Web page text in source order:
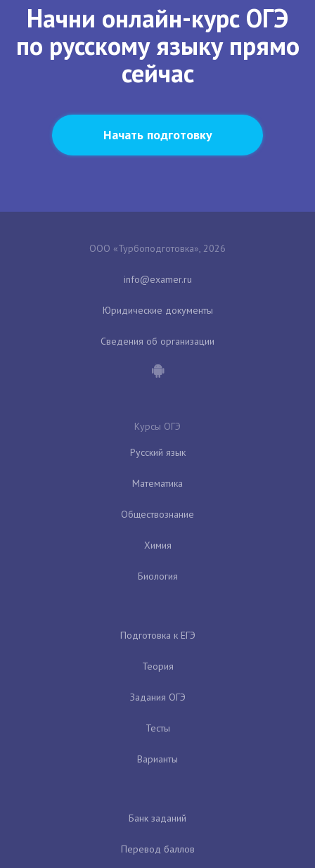
Начни онлайн-курс ОГЭ
по русскому языку прямо
сейчас
Начать подготовку
ООО «Турбоподготовка», 2026
Юридические документы
Сведения об организации
Курсы ОГЭ
Русский язык
Математика
Обществознание
Химия
Биология
Подготовка к ЕГЭ
Теория
Задания ОГЭ
Тесты
Варианты
Банк заданий
Перевод баллов